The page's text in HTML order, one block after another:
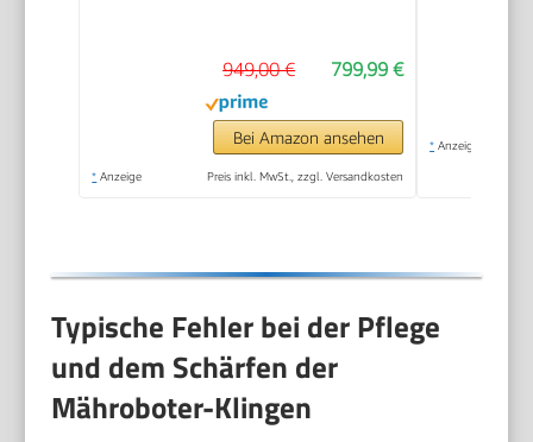
799,99 €
949,00 €
Bei Amazon ansehen
* Anzeige Preis inkl. MwSt., zzgl. Versandkosten
* Anzeige
Typische Fehler bei der Pflege
und dem Schärfen der
Mähroboter-Klingen